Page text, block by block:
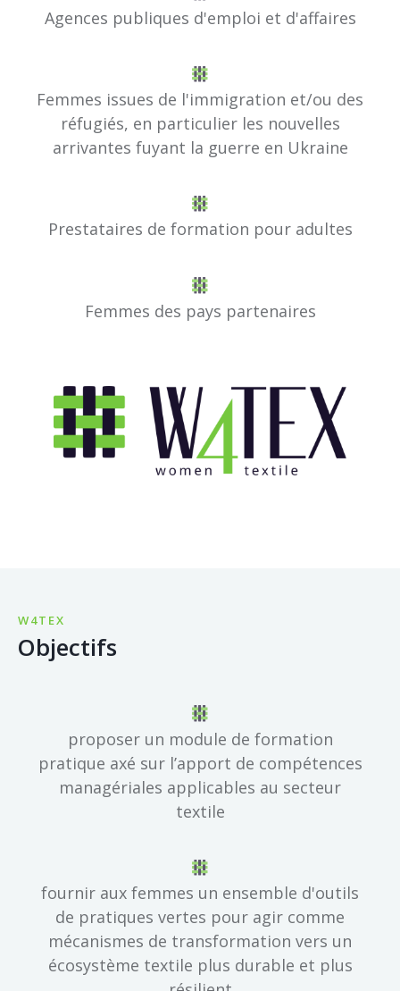
Agences publiques d'emploi et d'affaires
Femmes issues de l'immigration et/ou des
réfugiés, en particulier les nouvelles
arrivantes fuyant la guerre en Ukraine
Prestataires de formation pour adultes
Femmes des pays partenaires
W4TEX
Objectifs
proposer un module de formation
pratique axé sur l’apport de compétences
managériales applicables au secteur
textile
fournir aux femmes un ensemble d'outils
de pratiques vertes pour agir comme
mécanismes de transformation vers un
écosystème textile plus durable et plus